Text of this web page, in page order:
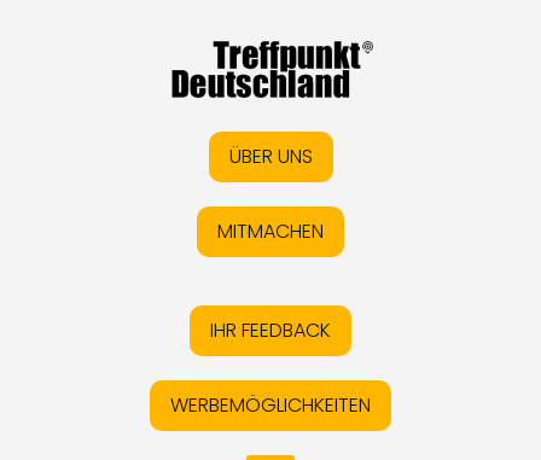
ÜBER UNS
MITMACHEN
IHR FEEDBACK
WERBEMÖGLICHKEITEN